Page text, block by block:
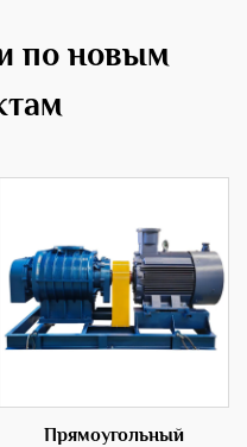
по новым
Прямоугольный